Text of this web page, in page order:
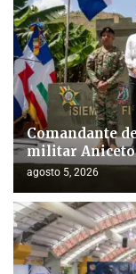
Comandante
militar Aniceto
agosto 5, 2026